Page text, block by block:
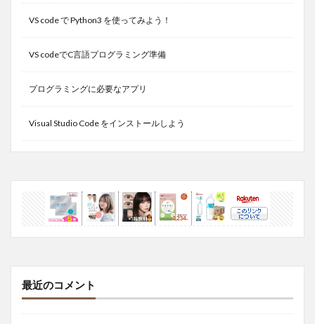
VS code で Python3 を使ってみよう！
VS codeでC言語プログラミング準備
プログラミングに必要なアプリ
Visual Studio Code をインストールしよう
最近のコメント